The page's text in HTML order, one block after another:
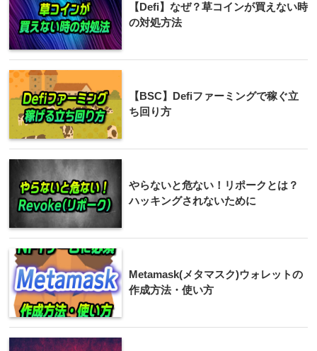
【Defi】なぜ？草コインが買えない時
の対処方法
【BSC】Defiファーミングで稼ぐ立
ち回り方
やらないと危ない！リポークとは？
ハッキングされないために
Metamask(メタマスク)ウォレットの
作成方法・使い方